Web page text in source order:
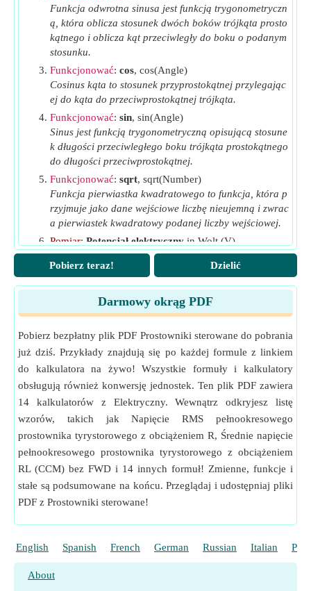
θr Dioda włącza radiany kąta (Radian)
Funkcja odwrotna sinusa jest funkcją trygonometryczn
ą, która oblicza stosunek dwóch boków trójkąta prosto
kątnego i oblicza kąt przeciwległy do boku o podanym
stosunku.
Funkcjonować: cos, cos(Angle)
Cosinus kąta to stosunek przyprostokątnej przylegając
ej do kąta do przeciwprostokątnej trójkąta.
Funkcjonować: sin, sin(Angle)
Sinus jest funkcją trygonometryczną opisującą stosune
k długości przeciwległego boku trójkąta prostokątnego
do długości przeciwprostokątnej.
Funkcjonować: sqrt, sqrt(Number)
Funkcja pierwiastka kwadratowego to funkcja, która p
rzyjmuje jako dane wejściowe liczbę nieujemną i zwrac
a pierwiastek kwadratowy podanej liczby wejściowej.
Pomiar: Potencjał elektryczny in Wolt (V)
Potencjał elektryczny Konwersja jednostek
in Stopień (°), Radian (rad)
Kąt Konwersja jednostek
Prąd elektrycznyin Amper (A)
Pomiar:Odporność elektryczna in Om (Ω)
Odporność elektryczna Konwersja jednostek
Pobierz teraz! Dzielić
Darmowy okrąg PDF
Pobierz bezpłatny plik PDF Prostowniki sterowane do pobrania
już dziś. Przykłady znajdują się po każdej formule z linkiem
do kalkulatora na żywo! Wszystkie formuły i kalkulatory
obsługują również konwersję jednostek. Ten plik PDF zawiera
14 kalkulatorów z Elektryczny. Wewnątrz odkryjesz listę
wzorów, takich jak Napięcie RMS pełnookresowego
prostownika tyrystorowego z obciążeniem R, Średnie napięcie
pełnookresowego prostownika tyrystorowego z obciążeniem
RL (CCM) bez FWD i 14 innych formuł! Zmienne, funkcje i
stałe są podsumowane na końcu. Przeglądaj i udostępniaj pliki
PDF z Prostowniki sterowane!
English Spanish French German Russian Italian
About